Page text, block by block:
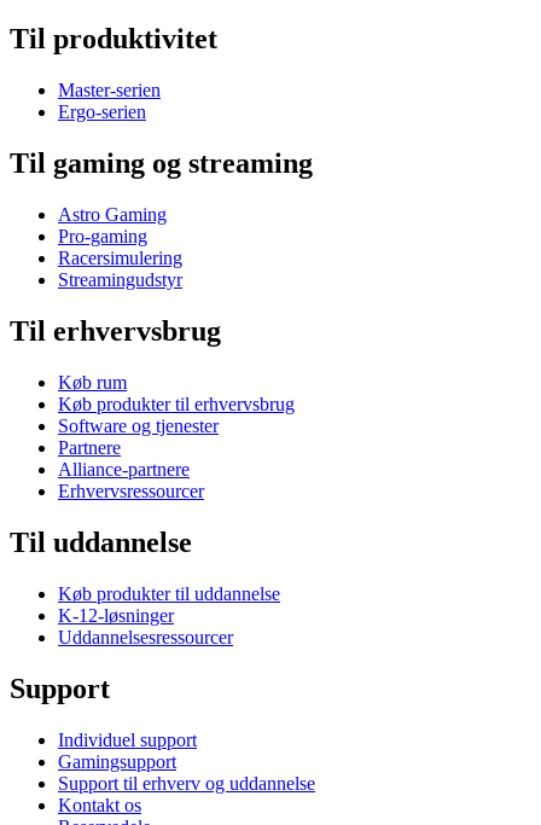
Til produktivitet
Master-serien
Ergo-serien
Til gaming og streaming
Astro Gaming
Pro-gaming
Racersimulering
Streamingudstyr
Til erhvervsbrug
Køb rum
Køb produkter til erhvervsbrug
Software og tjenester
Partnere
Alliance-partnere
Erhvervsressourcer
Til uddannelse
Køb produkter til uddannelse
K-12-løsninger
Uddannelsesressourcer
Support
Individuel support
Gamingsupport
Support til erhverv og uddannelse
Kontakt os